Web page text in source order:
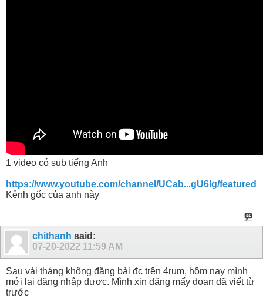
1 video có sub tiếng Anh
https://www.youtube.com/channel/UCab...gU6Ig/featured
Kênh gốc của anh này
chithanh said:
07-20-2022 11:59 AM
Sau vài tháng không đăng bài đc trên 4rum, hôm nay mình
mới lại đăng nhập được. Mình xin đăng mấy đoạn đã viết từ
trước